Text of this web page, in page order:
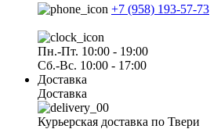
+7 (958) 193-57-73
Пн.-Пт. 10:00 - 19:00
Сб.-Вс. 10:00 - 17:00
Доставка
Доставка
Курьерская доставка по Твери